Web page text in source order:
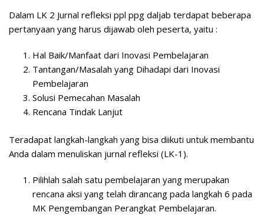
Dalam LK 2 Jurnal refleksi ppl ppg daljab terdapat beberapa
pertanyaan yang harus dijawab oleh peserta, yaitu :
Hal Baik/Manfaat dari Inovasi Pembelajaran
Tantangan/Masalah yang Dihadapi dari Inovasi
Pembelajaran
Solusi Pemecahan Masalah
Rencana Tindak Lanjut
Teradapat langkah-langkah yang bisa diikuti untuk membantu
Anda dalam menuliskan jurnal refleksi (LK-1).
Pilihlah salah satu pembelajaran yang merupakan
rencana aksi yang telah dirancang pada langkah 6 pada
MK Pengembangan Perangkat Pembelajaran.